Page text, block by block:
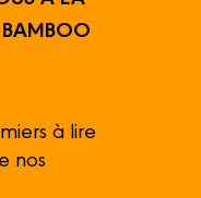
BAMBOO
à lire
nos